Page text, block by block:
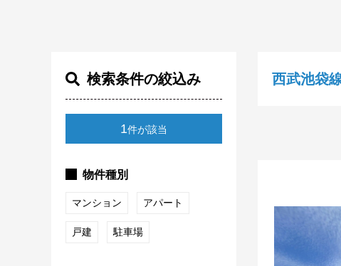
検索条件の絞込み
1件が該当
物件種別
マンション アパート
戸建 駐車場
西武池袋